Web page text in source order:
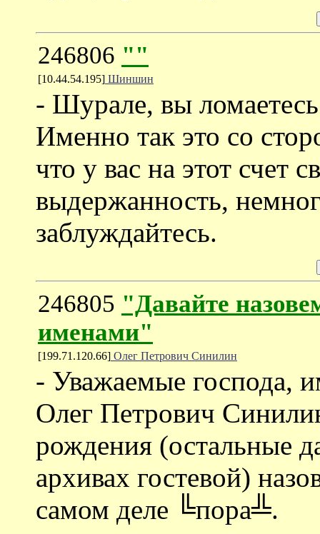
246806 ""
[10.44.54.195] Шиншин
- Шурале, вы ломаетесь
Именно так это со
что у вас на этот счет
выдержанность,
заблуждайтесь.
246805 "Давайте
именами"
[199.71.120.66] Олег Петрович Синилин
- Уважаемые господа,
Олег Петрович
рождения (остальные
архивах гостевой)
самом деле ╚пора╩.